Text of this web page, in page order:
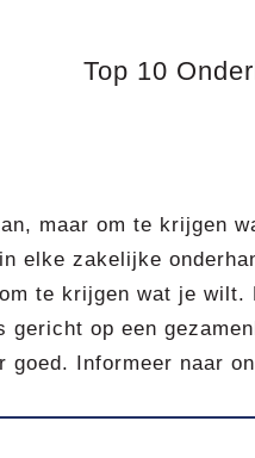
Top 10
maar om te krijgen
elke zakelijke
te krijgen wat je
gericht op een
goed. Informeer naar